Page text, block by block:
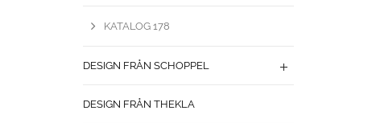
KATALOG 178
DESIGN FRÅN SCHOPPEL
DESIGN FRÅN THEKLA